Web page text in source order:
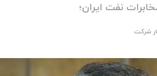
نفت ایران؛
شركت